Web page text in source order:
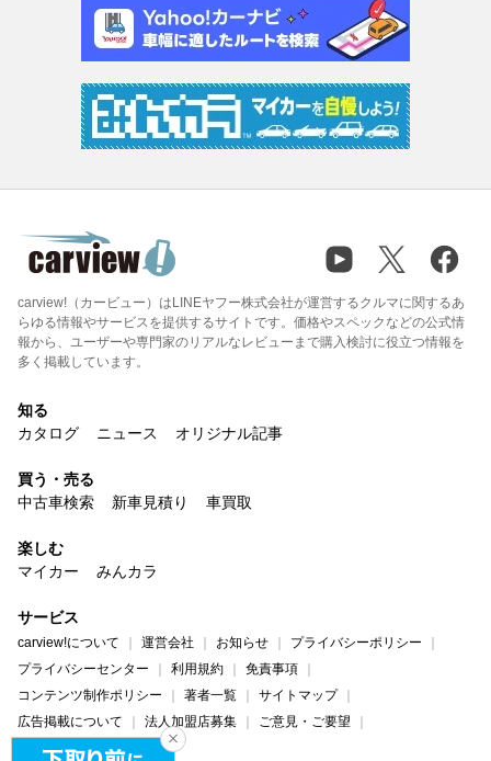
carview!（カービュー）はLINEヤフー株式会社が運営するクルマに関するあ
らゆる情報やサービスを提供するサイトです。価格やスペックなどの公式情
報から、ユーザーや専門家のリアルなレビューまで購入検討に役立つ情報を
多く掲載しています。
知る
カタログ
ニュース オリジナル記事
買う・売る
中古車検索
新車見積り 車買取
楽しむ
マイカー
みんカラ
サービス
carview!について 運営会社 お知らせ
プライバシーポリシー
プライバシーセンター
利用規約
免責事項
コンテンツ制作ポリシー
著者一覧
サイトマップ
広告掲載について
法人加盟店募集
ご意見・ご要望
ヘルプ・お問い合わせ